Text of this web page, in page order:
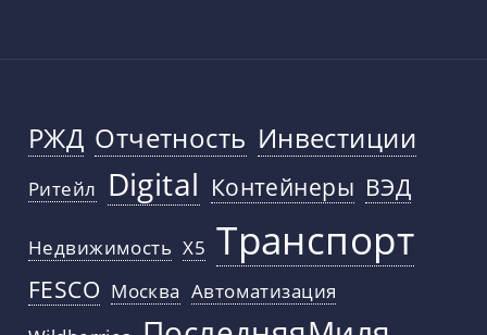
РЖД Отчетность Инвестиции
Ритейл Digital Контейнеры ВЭД
Недвижимость X5 Транспорт
FESCO Москва Автоматизация